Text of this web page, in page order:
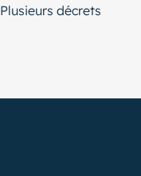
décrets